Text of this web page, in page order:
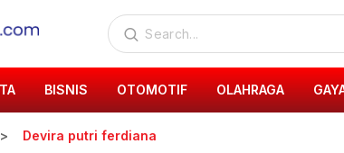
BISNIS OTOMOTIF OLAHRAGA
Devira putri ferdiana